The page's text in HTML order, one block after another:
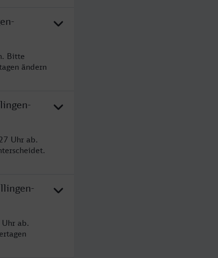
Bitte
ändern
Uhr ab.
ab.